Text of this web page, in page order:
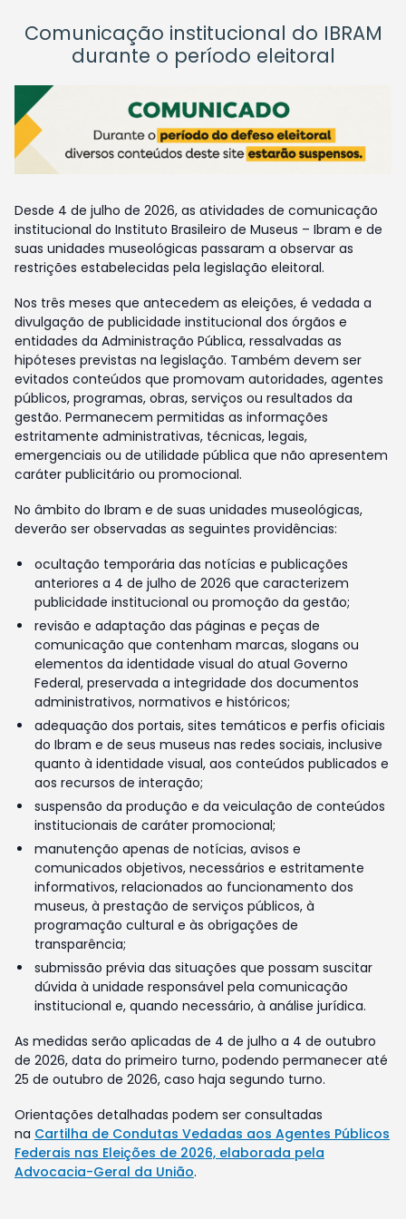
Comunicação institucional do IBRAM
durante o período eleitoral
Desde 4 de julho de 2026, as atividades de comunicação
institucional do Instituto Brasileiro de Museus – Ibram e de
suas unidades museológicas passaram a observar as
restrições estabelecidas pela legislação eleitoral.
Nos três meses que antecedem as eleições, é vedada a
divulgação de publicidade institucional dos órgãos e
entidades da Administração Pública, ressalvadas as
hipóteses previstas na legislação. Também devem ser
evitados conteúdos que promovam autoridades, agentes
públicos, programas, obras, serviços ou resultados da
gestão. Permanecem permitidas as informações
estritamente administrativas, técnicas, legais,
emergenciais ou de utilidade pública que não apresentem
caráter publicitário ou promocional.
No âmbito do Ibram e de suas unidades museológicas,
deverão ser observadas as seguintes providências:
ocultação temporária das notícias e publicações
anteriores a 4 de julho de 2026 que caracterizem
publicidade institucional ou promoção da gestão;
revisão e adaptação das páginas e peças de
comunicação que contenham marcas, slogans ou
elementos da identidade visual do atual Governo
Federal, preservada a integridade dos documentos
administrativos, normativos e históricos;
adequação dos portais, sites temáticos e perfis oficiais
do Ibram e de seus museus nas redes sociais, inclusive
quanto à identidade visual, aos conteúdos publicados e
aos recursos de interação;
suspensão da produção e da veiculação de conteúdos
institucionais de caráter promocional;
manutenção apenas de notícias, avisos e
comunicados objetivos, necessários e estritamente
informativos, relacionados ao funcionamento dos
museus, à prestação de serviços públicos, à
programação cultural e às obrigações de
transparência;
submissão prévia das situações que possam suscitar
dúvida à unidade responsável pela comunicação
institucional e, quando necessário, à análise jurídica.
As medidas serão aplicadas de 4 de julho a 4 de outubro
de 2026, data do primeiro turno, podendo permanecer até
25 de outubro de 2026, caso haja segundo turno.
Orientações detalhadas podem ser consultadas
na Cartilha de Condutas Vedadas aos Agentes Públicos
Federais nas Eleições de 2026, elaborada pela
Advocacia-Geral da União.